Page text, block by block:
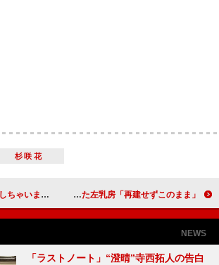
杉咲花
ｙと“トリコダンス”に挑戦 元ＳＫＥ４８矢方美紀、がん治療で心境変化 全摘した左乳房「再建せずこのまま」
NEWS
「ラストノート」“澄晴”寺西拓人の告白